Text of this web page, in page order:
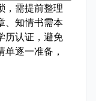
，需提前整理
、知情书需本
历认证，避免
逐一准备，